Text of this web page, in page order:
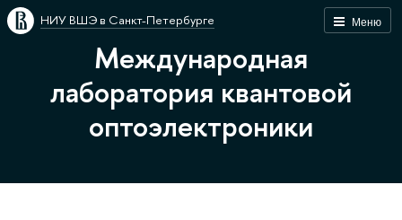
Меню
НИУ ВШЭ в Санкт-Петербурге
Международная
лаборатория квантовой
оптоэлектроники